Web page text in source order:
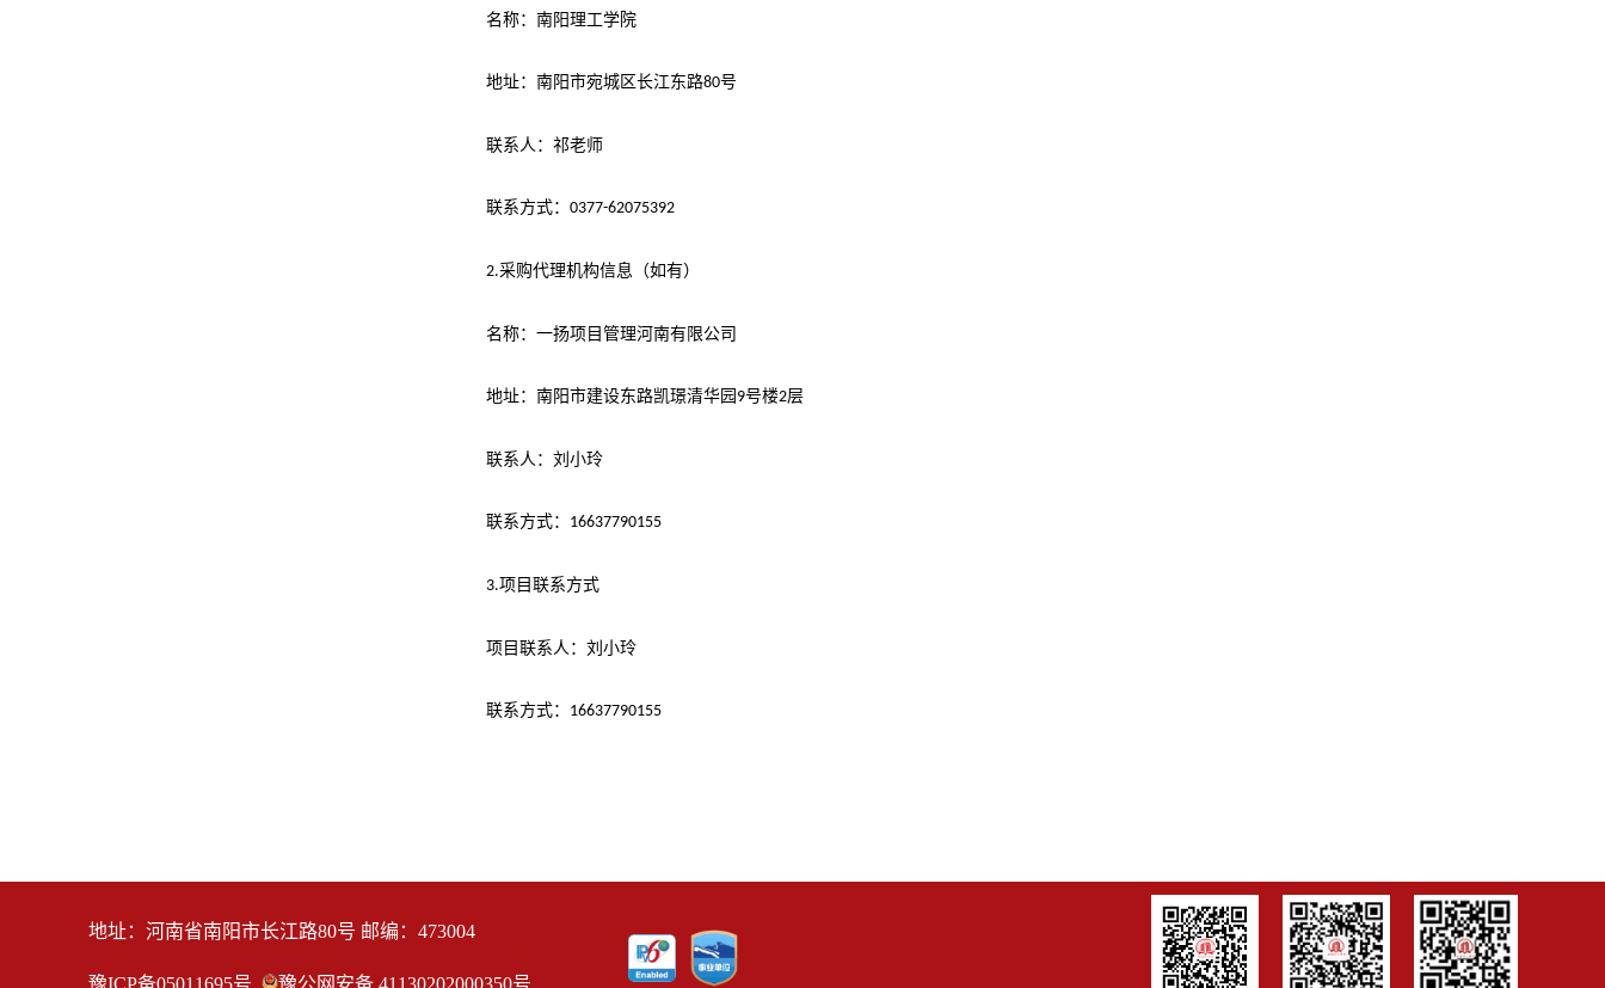
名称：南阳理工学院
地址：南阳市宛城区长江东路80号
联系人：祁老师
联系方式： 0377-62075392
2.采购代理机构信息（如有）
名称： 一扬项目管理河南有限公司
地址：南阳市建设东路凯璟清华园 9号楼2层
联系人： 刘小玲
联系方式： 16637790155
3.项目联系方式
项目联系人： 刘小玲
联系方式： 16637790155
地址：河南省南阳市长江路80号 邮编：473004
豫ICP备05011695号 豫公网安备 41130202000350号